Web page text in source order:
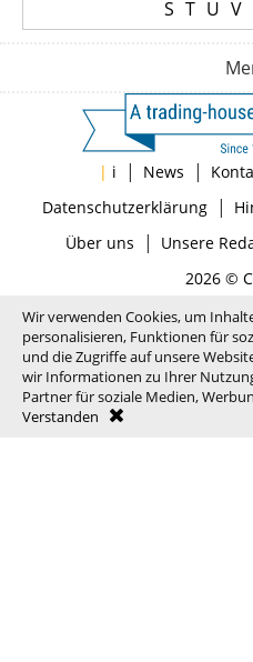
S T U V
| i | News |
Datenschutzerklärung|
Über uns | Unsere
2026 ©
Wir verwenden Cookies, um
personalisieren, Funktionen für
und die Zugriffe auf unsere
wir Informationen zu Ihrer
Partner für soziale Medien,
Verstanden